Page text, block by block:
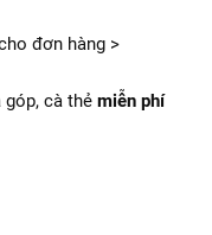
đơn hàng >
góp, cà thẻmiễn phí